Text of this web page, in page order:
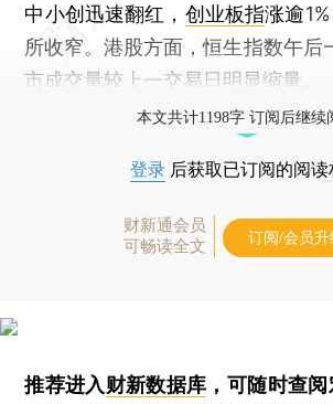
中小创迅速翻红， 创业板指涨逾
所收窄。港股方面，恒生指数午后
市成交量较上一交易日明显缩量。
本文共计1198字 订阅后继续
登录 后获取已订阅的阅读
财新通会员
可畅读全文
订阅/会员升
推荐进入财新数据库 ，可随时查